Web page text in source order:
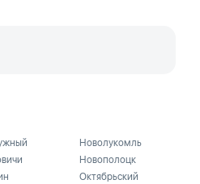
Новолукомль
Новополоцк
Октябрьский